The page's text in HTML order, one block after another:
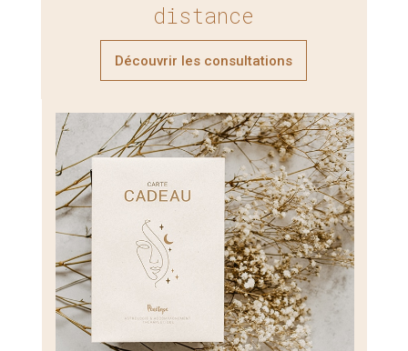
distance
Découvrir les consultations